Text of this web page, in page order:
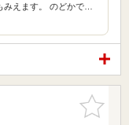
みえます。 のどかで…
お気に入
りに追加